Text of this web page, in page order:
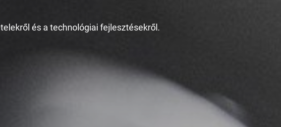
és a technológiai fejlesztésekről.